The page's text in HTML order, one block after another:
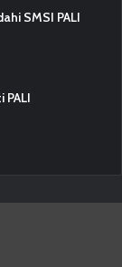
SMSI PALI
PALI